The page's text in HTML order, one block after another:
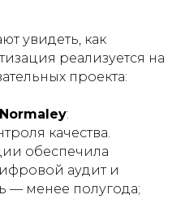
увидеть, как
реализуется на
проекта:
:
качества.
обеспечила
аудит и
— менее полугода;